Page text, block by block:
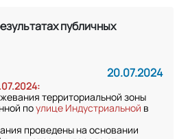
публичных
20.07.2024
территориальной зоны
поулице Индустриальной в
проведены на основании